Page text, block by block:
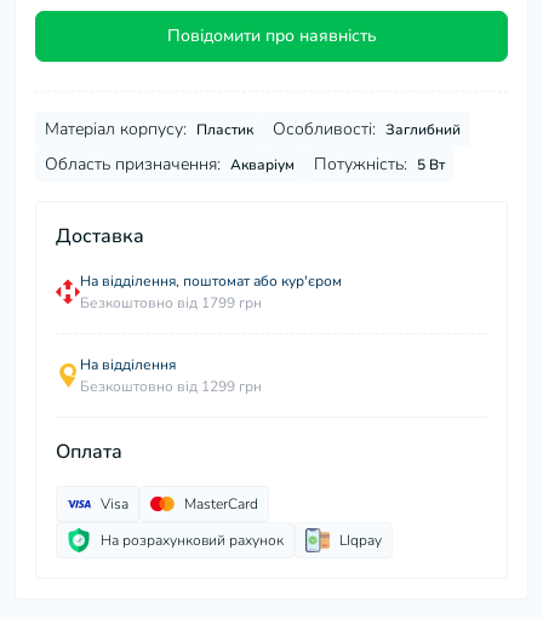
Повідомити про наявність
Матеріал корпусу: Пластик Особливості: Заглибний
Область призначення: Акваріум Потужність: 5 Вт
Доставка
На відділення, поштомат або кур'єром
Безкоштовно від 1799 грн
На відділення
Безкоштовно від 1299 грн
Оплата
Visa
MasterCard
На розрахунковий рахунок
LIqpay